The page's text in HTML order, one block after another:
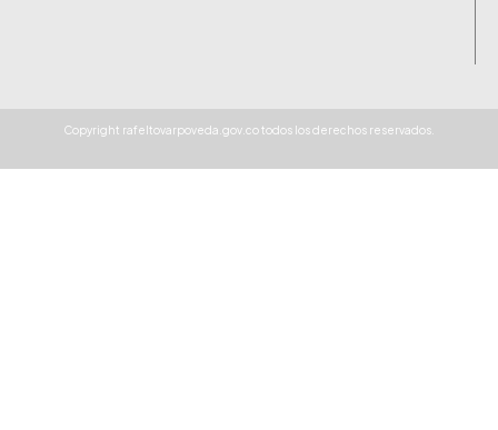
Copyright rafeltovarpoveda.gov.co todos los derechos reservados.